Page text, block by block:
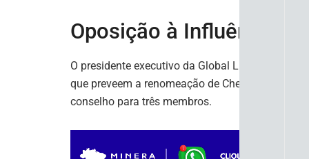
Oposição à Influência
O presidente executivo da Global Lithium, Ron
que preveem a renomeação de Chen, a inclusão
conselho para três membros.